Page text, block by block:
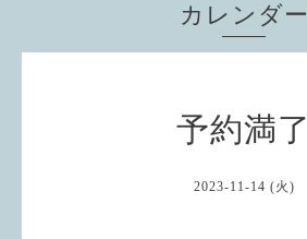
カレンダー
予約満了
2023-11-14 (火)